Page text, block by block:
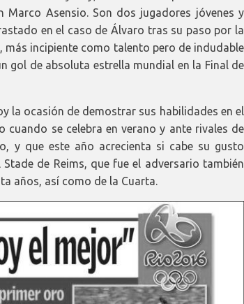
Marco Asensio. Son dos jugadores jóvenes y
en el caso de Álvaro tras su paso por la
más incipiente como talento pero de indudable
gol de absoluta estrella mundial en la Final de
la ocasión de demostrar sus habilidades en el
cuando se celebra en verano y ante rivales de
y que este año acrecienta si cabe su gusto
de Reims, que fue el adversario también
años, así como de la Cuarta.